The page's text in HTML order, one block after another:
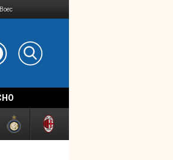
Boec